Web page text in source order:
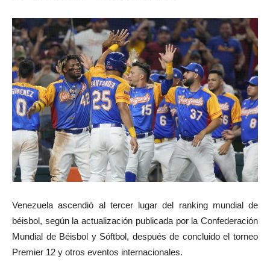
Venezuela ascendió al tercer lugar del ranking mundial de
béisbol, según la actualización publicada por la Confederación
Mundial de Béisbol y Sóftbol, después de concluido el torneo
Premier 12 y otros eventos internacionales.